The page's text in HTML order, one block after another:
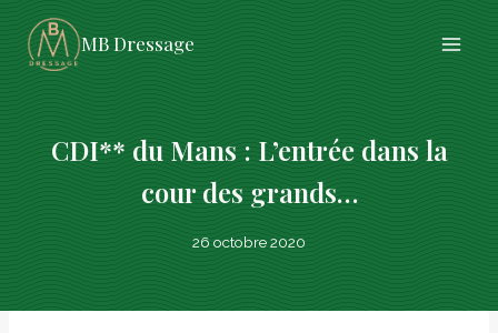
MB Dressage
CDI** du Mans : L’entrée dans la
cour des grands…
26 octobre 2020